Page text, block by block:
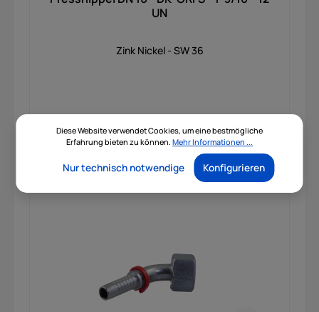
UN
Zink Nickel - SW 36
Preis auf Anfrage
Diese Website verwendet Cookies, um eine bestmögliche
Erfahrung bieten zu können. Mehr Informationen ...
Nur technisch notwendige Konfigurieren